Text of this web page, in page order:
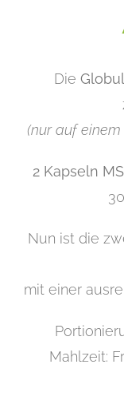
Die
(nur auf
2 Kapseln
Nun ist die
mit einer
Mahlzeit: